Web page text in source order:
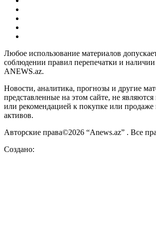
Любое использование материалов
соблюдении правил перепечатки и
ANEWS.az.
Новости, аналитика, прогнозы и другие
представленные на этом сайте, не
или рекомендацией к покупке или продаже
активов.
Авторские права©2026 “Anews.az” . Все
Создано: